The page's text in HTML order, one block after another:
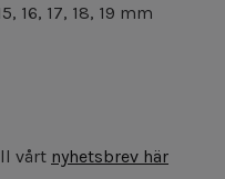
16, 17, 18, 19 mm
vårt nyhetsbrev här